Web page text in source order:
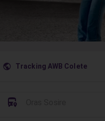
󰇧 Tracking AWB Colete
󱈒